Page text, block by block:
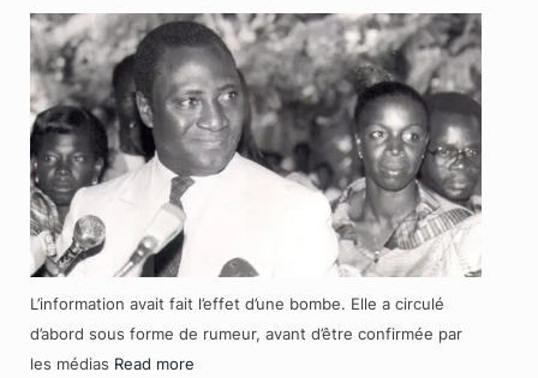
L’information avait fait l’effet d’une bombe. Elle a circulé
d’abord sous forme de rumeur, avant d’être confirmée par
les médias Read more